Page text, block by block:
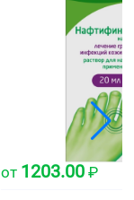
от 1203.00 ₽